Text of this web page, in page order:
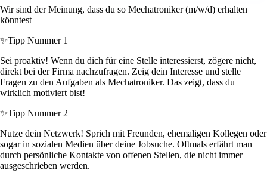
Wir sind der Meinung, dass du so Mechatroniker (m/w/d) erhalten
könntest
✨Tipp Nummer 1
Sei proaktiv! Wenn du dich für eine Stelle interessierst, zögere nicht,
direkt bei der Firma nachzufragen. Zeig dein Interesse und stelle
Fragen zu den Aufgaben als Mechatroniker. Das zeigt, dass du
wirklich motiviert bist!
✨Tipp Nummer 2
Nutze dein Netzwerk! Sprich mit Freunden, ehemaligen Kollegen oder
sogar in sozialen Medien über deine Jobsuche. Oftmals erfährt man
durch persönliche Kontakte von offenen Stellen, die nicht immer
ausgeschrieben werden.